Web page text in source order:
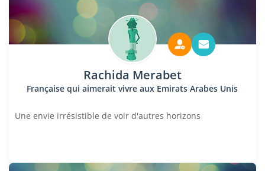
Rachida Merabet
Française qui aimerait vivre aux Emirats Arabes Unis
Une envie irrésistible de voir d'autres horizons